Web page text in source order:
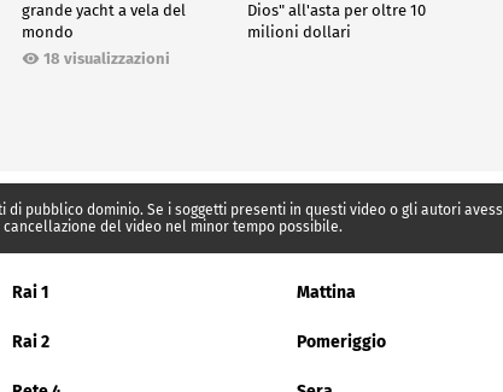
grande yacht a vela del
mondo
18 visualizzazioni
Dios" all'asta per oltre 10
milioni dollari
pubblico dominio. Se i soggetti presenti in questi video o gli autori
del video nel minor tempo possibile.
Rai 1 Mattina
Rai 2 Pomeriggio